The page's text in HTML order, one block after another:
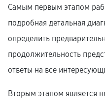
Самым первым этапом
подробная детальная
определить
продолжительность
ответы на все
Вторым этапом является